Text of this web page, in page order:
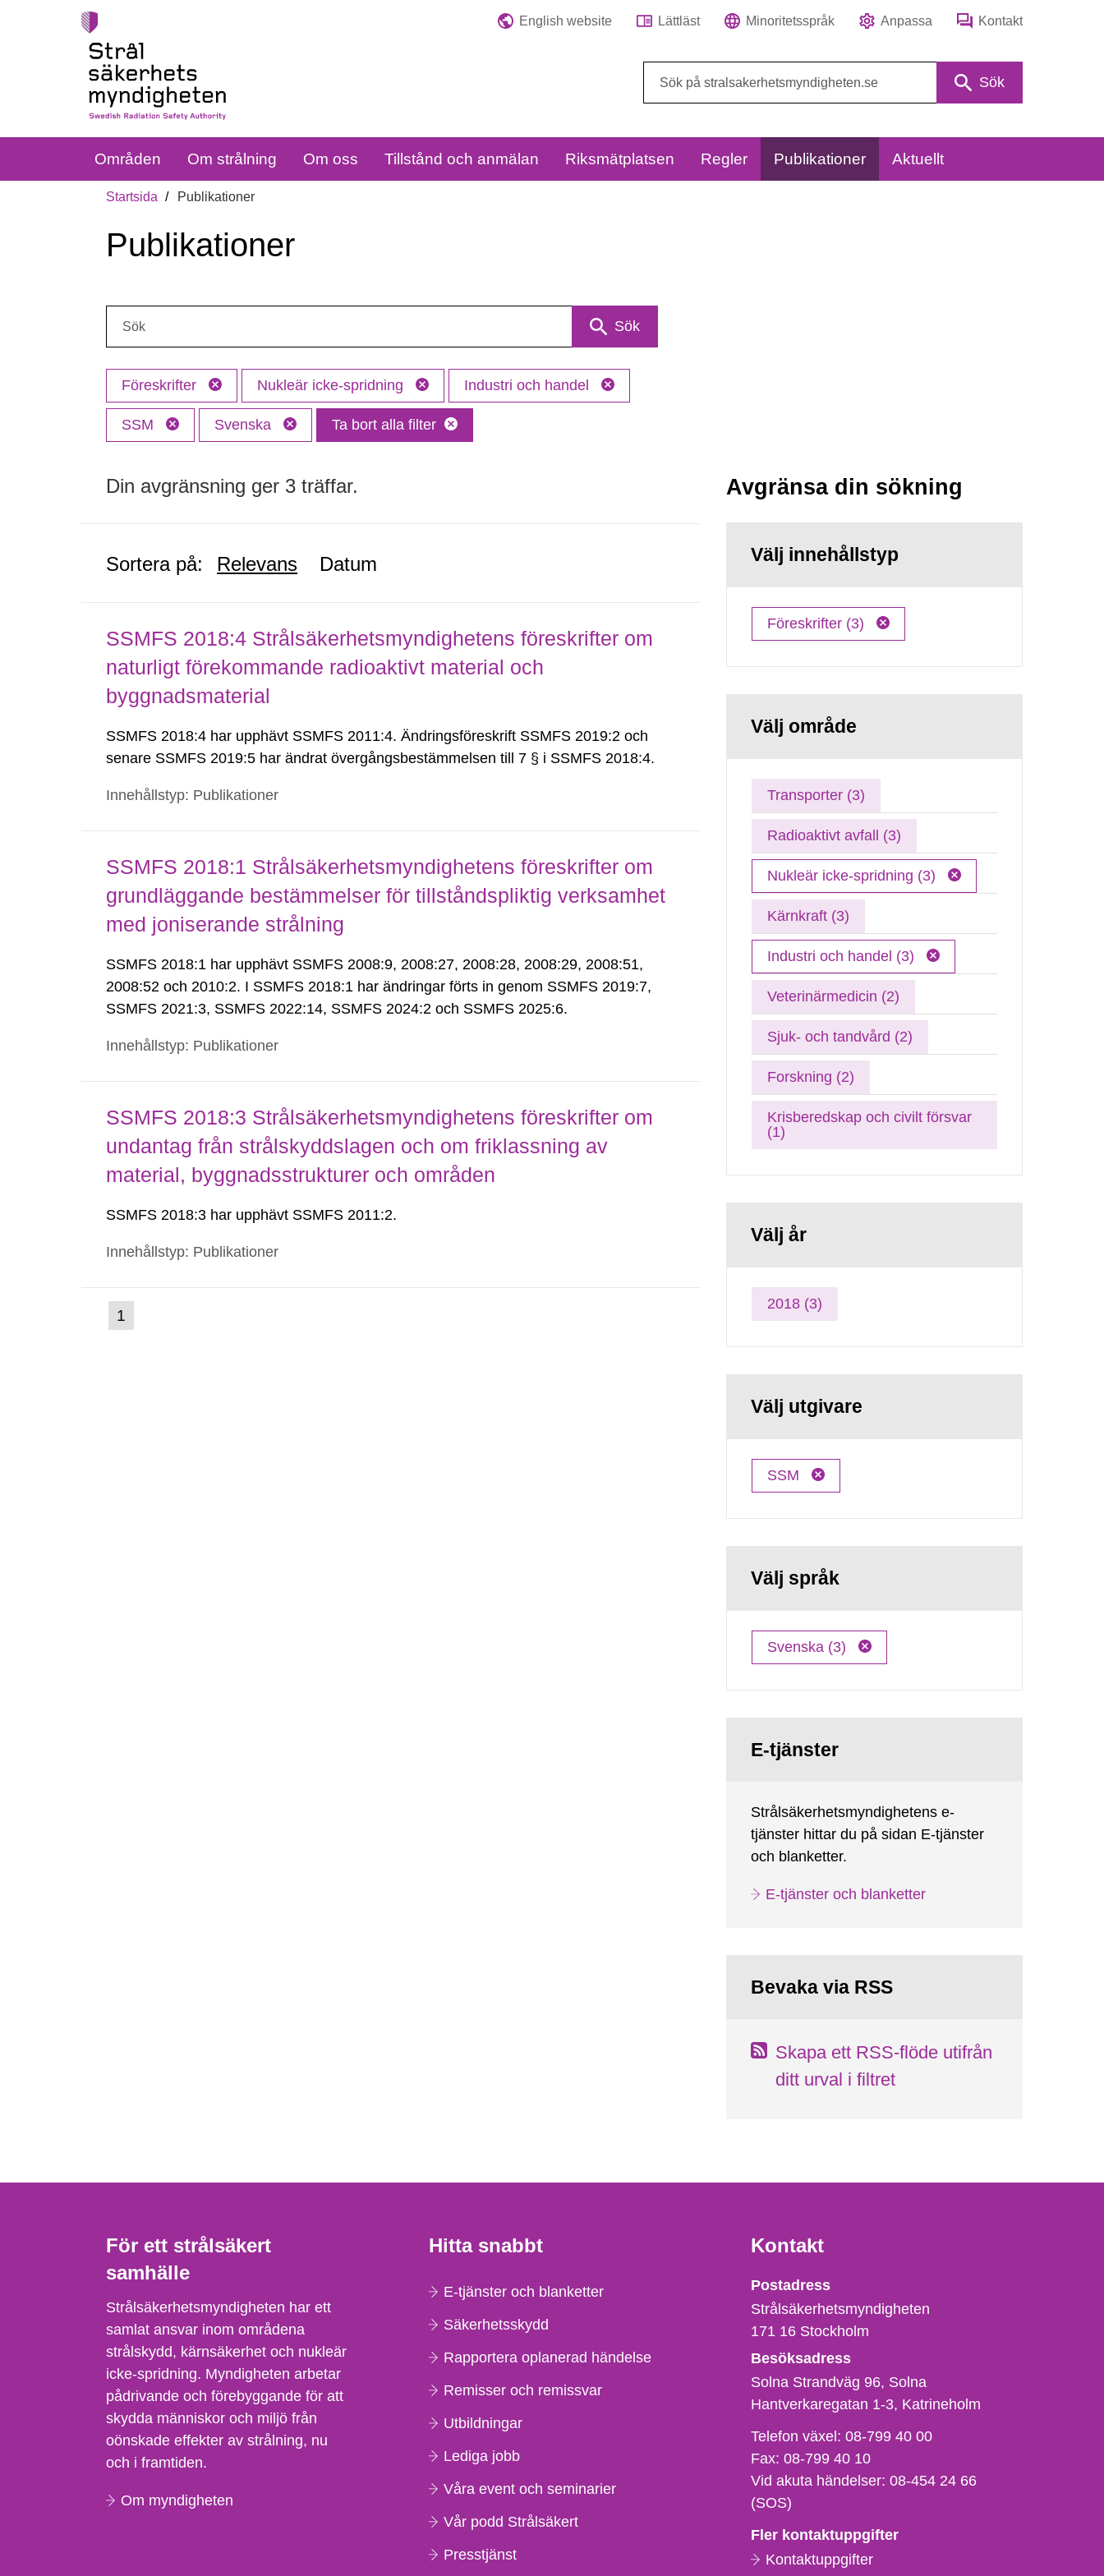
English website Lättläst Minoritetsspråk Anpassa Kontakt
Sök
Områden Om strålning Om oss Tillstånd och anmälan Riksmätplatsen Regler Publikationer Aktuellt
Startsida Publikationer
Publikationer
Sök
Föreskrifter Nukleär icke-spridning Industri och handel
SSM Svenska Ta bort alla filter
Din avgränsning ger 3 träffar.
Sortera på: Relevans Datum
SSMFS 2018:4 Strålsäkerhetsmyndighetens föreskrifter om
naturligt förekommande radioaktivt material och
byggnadsmaterial
SSMFS 2018:4 har upphävt SSMFS 2011:4. Ändringsföreskrift SSMFS 2019:2 och
senare SSMFS 2019:5 har ändrat övergångsbestämmelsen till 7 § i SSMFS 2018:4.
Innehållstyp: Publikationer
SSMFS 2018:1 Strålsäkerhetsmyndighetens föreskrifter om
grundläggande bestämmelser för tillståndspliktig verksamhet
med joniserande strålning
SSMFS 2018:1 har upphävt SSMFS 2008:9, 2008:27, 2008:28, 2008:29, 2008:51,
2008:52 och 2010:2. I SSMFS 2018:1 har ändringar förts in genom SSMFS 2019:7,
SSMFS 2021:3, SSMFS 2022:14, SSMFS 2024:2 och SSMFS 2025:6.
Innehållstyp: Publikationer
SSMFS 2018:3 Strålsäkerhetsmyndighetens föreskrifter om
undantag från strålskyddslagen och om friklassning av
material, byggnadsstrukturer och områden
SSMFS 2018:3 har upphävt SSMFS 2011:2.
Innehållstyp: Publikationer
Gå
till
1
Avgränsa din sökning
Välj innehållstyp
Föreskrifter (3)
Välj område
Transporter (3)
Radioaktivt avfall (3)
Nukleär icke-spridning (3)
Kärnkraft (3)
Industri och handel (3)
Veterinärmedicin (2)
Sjuk- och tandvård (2)
Forskning (2)
Krisberedskap och civilt försvar
(1)
Välj år
2018 (3)
Välj utgivare
SSM
Välj språk
Svenska (3)
E-tjänster
Strålsäkerhetsmyndighetens e-
tjänster hittar du på sidan E-tjänster
och blanketter.
E-tjänster och blanketter
Bevaka via RSS
Skapa ett RSS-flöde utifrån
ditt urval i filtret
För ett strålsäkert
samhälle
Strålsäkerhetsmyndigheten har ett
samlat ansvar inom områdena
strålskydd, kärnsäkerhet och nukleär
icke-spridning. Myndigheten arbetar
pådrivande och förebyggande för att
skydda människor och miljö från
oönskade effekter av strålning, nu
och i framtiden.
Om myndigheten
Hitta snabbt
E-tjänster och blanketter
Säkerhetsskydd
Rapportera oplanerad händelse
Remisser och remissvar
Utbildningar
Lediga jobb
Våra event och seminarier
Vår podd Strålsäkert
Presstjänst
Kontakt
Strålsäkerhetsmyndigheten
Postadress
Strålsäkerhetsmyndigheten
171 16 Stockholm
Besöksadress
Solna Strandväg 96, Solna
Hantverkaregatan 1-3 Katrineholm
Telefon,
fax
och
e-
Telefon växel:08-799 40 00
Fax:08-799 40 10
Vid akuta händelser:08-454 24 66
(SOS)
Fler kontaktuppgifter
Kontaktuppgifter